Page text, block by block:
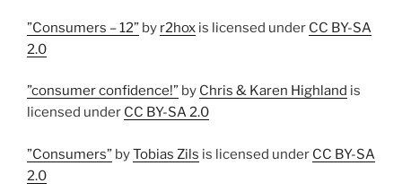
”Consumers – 12” by r2hox is licensed under CC BY-SA
2.0
”consumer confidence!” by Chris & Karen Highland is
licensed under CC BY-SA 2.0
”Consumers” byTobias Zils is licensed under CC BY-SA
2.0